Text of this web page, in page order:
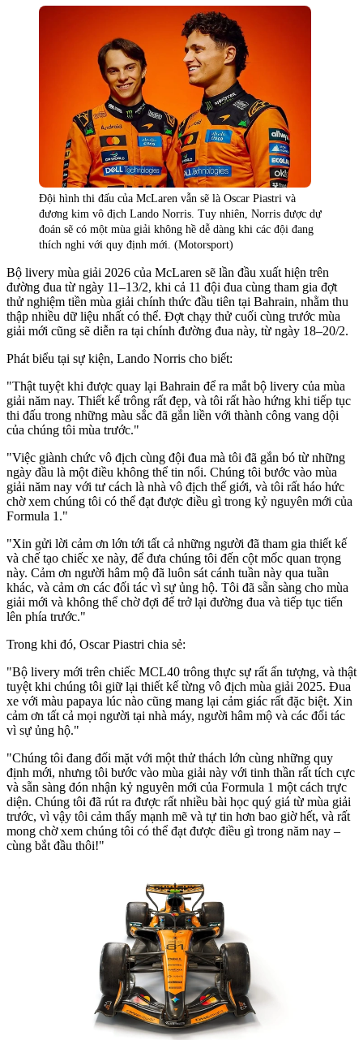
Đội hình thi đấu của McLaren vẫn sẽ là Oscar Piastri và
đương kim vô địch Lando Norris. Tuy nhiên, Norris được dự
đoán sẽ có một mùa giải không hề dễ dàng khi các đội đang
thích nghi với quy định mới. (Motorsport)
Bộ livery mùa giải 2026 của McLaren sẽ lần đầu xuất hiện trên
đường đua từ ngày 11–13/2, khi cả 11 đội đua cùng tham gia đợt
thử nghiệm tiền mùa giải chính thức đầu tiên tại Bahrain, nhằm thu
thập nhiều dữ liệu nhất có thể. Đợt chạy thử cuối cùng trước mùa
giải mới cũng sẽ diễn ra tại chính đường đua này, từ ngày 18–20/2.
Phát biểu tại sự kiện, Lando Norris cho biết:
"Thật tuyệt khi được quay lại Bahrain để ra mắt bộ livery của mùa
giải năm nay. Thiết kế trông rất đẹp, và tôi rất hào hứng khi tiếp tục
thi đấu trong những màu sắc đã gắn liền với thành công vang dội
của chúng tôi mùa trước."
"Việc giành chức vô địch cùng đội đua mà tôi đã gắn bó từ những
ngày đầu là một điều không thể tin nổi. Chúng tôi bước vào mùa
giải năm nay với tư cách là nhà vô địch thế giới, và tôi rất háo hức
chờ xem chúng tôi có thể đạt được điều gì trong kỷ nguyên mới của
Formula 1."
"Xin gửi lời cảm ơn lớn tới tất cả những người đã tham gia thiết kế
và chế tạo chiếc xe này, để đưa chúng tôi đến cột mốc quan trọng
này. Cảm ơn người hâm mộ đã luôn sát cánh tuần này qua tuần
khác, và cảm ơn các đối tác vì sự ủng hộ. Tôi đã sẵn sàng cho mùa
giải mới và không thể chờ đợi để trở lại đường đua và tiếp tục tiến
lên phía trước."
Trong khi đó, Oscar Piastri chia sẻ:
"Bộ livery mới trên chiếc MCL40 trông thực sự rất ấn tượng, và thật
tuyệt khi chúng tôi giữ lại thiết kế từng vô địch mùa giải 2025. Đua
xe với màu papaya lúc nào cũng mang lại cảm giác rất đặc biệt. Xin
cảm ơn tất cả mọi người tại nhà máy, người hâm mộ và các đối tác
vì sự ủng hộ."
"Chúng tôi đang đối mặt với một thử thách lớn cùng những quy
định mới, nhưng tôi bước vào mùa giải này với tinh thần rất tích cực
và sẵn sàng đón nhận kỷ nguyên mới của Formula 1 một cách trực
diện. Chúng tôi đã rút ra được rất nhiều bài học quý giá từ mùa giải
trước, vì vậy tôi cảm thấy mạnh mẽ và tự tin hơn bao giờ hết, và rất
mong chờ xem chúng tôi có thể đạt được điều gì trong năm nay –
cùng bắt đầu thôi!"